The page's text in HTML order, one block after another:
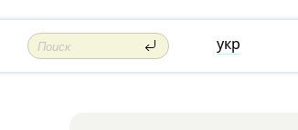
укр